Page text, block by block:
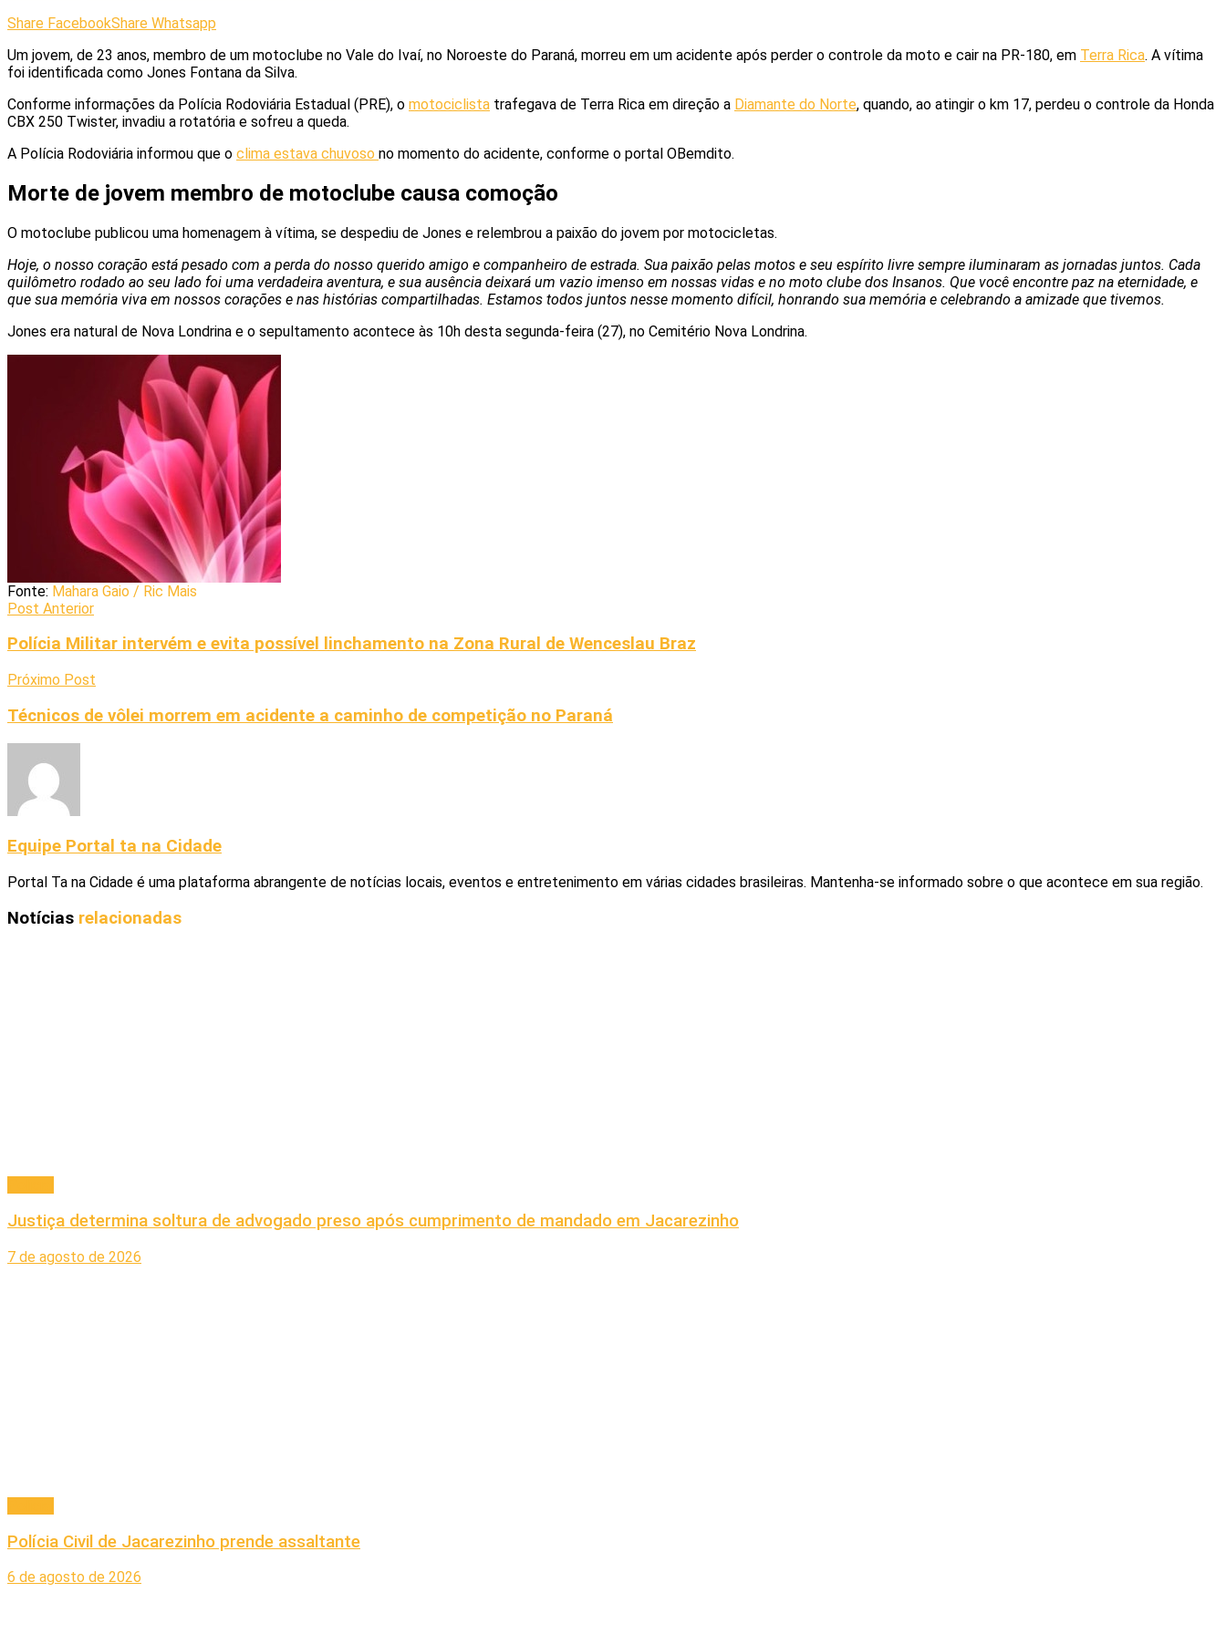
Share FacebookShare Whatsapp
Um jovem, de 23 anos, membro de um motoclube no Vale do Ivaí, no Noroeste do Paraná, morreu em um acidente após perder o controle da moto e cair na PR-180, em Terra Rica. A vítima
foi identificada como Jones Fontana da Silva.
Conforme informações da Polícia Rodoviária Estadual (PRE), o motociclista trafegava de Terra Rica em direção a Diamante do Norte, quando, ao atingir o km 17, perdeu o controle da Honda
CBX 250 Twister, invadiu a rotatória e sofreu a queda.
A Polícia Rodoviária informou que o clima estava chuvoso no momento do acidente, conforme o portal OBemdito.
Morte de jovem membro de motoclube causa comoção
O motoclube publicou uma homenagem à vítima, se despediu de Jones e relembrou a paixão do jovem por motocicletas.
Hoje, o nosso coração está pesado com a perda do nosso querido amigo e companheiro de estrada. Sua paixão pelas motos e seu espírito livre sempre iluminaram as jornadas juntos. Cada
quilômetro rodado ao seu lado foi uma verdadeira aventura, e sua ausência deixará um vazio imenso em nossas vidas e no moto clube dos Insanos. Que você encontre paz na eternidade, e
que sua memória viva em nossos corações e nas histórias compartilhadas. Estamos todos juntos nesse momento difícil, honrando sua memória e celebrando a amizade que tivemos.
Jones era natural de Nova Londrina e o sepultamento acontece às 10h desta segunda-feira (27), no Cemitério Nova Londrina.
Fonte: Mahara Gaio / Ric Mais
Post Anterior
Polícia Militar intervém e evita possível linchamento na Zona Rural de Wenceslau Braz
Próximo Post
Técnicos de vôlei morrem em acidente a caminho de competição no Paraná
Equipe Portal ta na Cidade
Portal Ta na Cidade é uma plataforma abrangente de notícias locais, eventos e entretenimento em várias cidades brasileiras. Mantenha-se informado sobre o que acontece em sua região.
Notícias relacionadas
Justiça determina soltura de advogado preso após cumprimento de mandado em Jacarezinho
7 de agosto de 2026
Polícia Civil de Jacarezinho prende assaltante
6 de agosto de 2026